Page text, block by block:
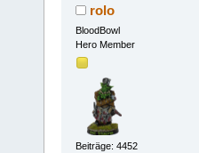
rolo
BloodBowl
Hero Member
Beiträge: 4452